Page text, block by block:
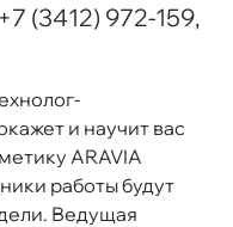
+7 (3412) 972-159,
и научит вас
ARAVIA
работы будут
Ведущая